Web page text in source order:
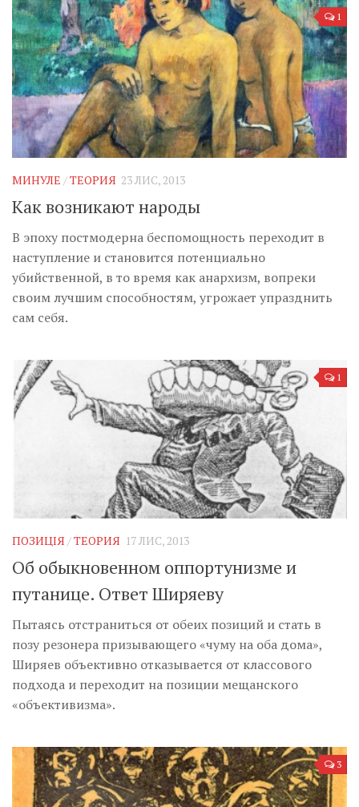
1
МИНУЛЕ /ТЕОРИЯ 23 ЛИС, 2013
Как возникают народы
В эпоху постмодерна беспомощность переходит в
наступление и становится потенциально
убийственной, в то время как анархизм, вопреки
своим лучшим способностям, угрожает упразднить
сам себя.
1
ПОЗИЦІЯ /ТЕОРИЯ 17 ЛИС, 2013
Об обыкновенном оппортунизме и
путанице. Ответ Ширяеву
Пытаясь отстраниться от обеих позиций и стать в
позу резонера призывающего «чуму на оба дома»,
Ширяев объективно отказывается от классового
подхода и переходит на позиции мещанского
«объективизма».
3